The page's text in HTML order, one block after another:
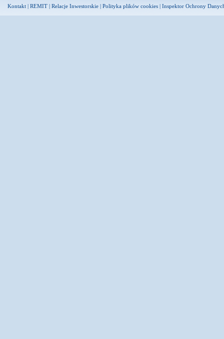
Kontakt | REMIT | Relacje Inwestorskie | Polityka plików cookies | Inspektor Ochrony